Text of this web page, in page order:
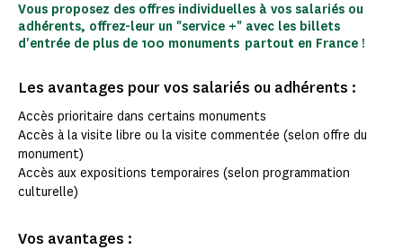
Vous proposez des offres individuelles à vos salariés ou
adhérents, offrez-leur un "service +" avec les billets
d'entrée de plus de 100 monuments partout en France !
Les avantages pour vos salariés ou adhérents :
Accès prioritaire dans certains monuments
Accès à la visite libre ou la visite commentée (selon offre du
monument)
Accès aux expositions temporaires (selon programmation
culturelle)
Vos avantages :